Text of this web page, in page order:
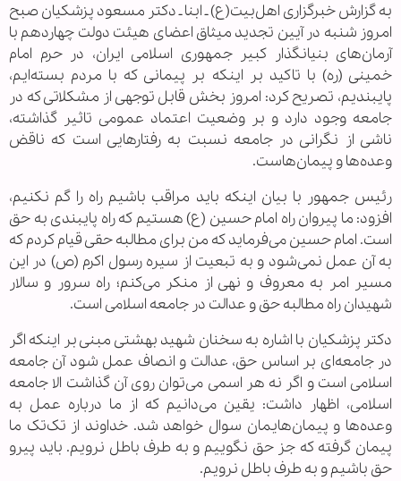
به گزارش خبرگزاری اهل‌بیت(ع) ـ ابنا ـ دکتر مسعود پزشکیان صبح
امروز شنبه در آیین تجدید میثاق اعضای هیئت دولت چهاردهم با
آرمان‌های بنیانگذار کبیر جمهوری اسلامی ایران، در حرم امام
خمینی (ره) با تاکید بر اینکه بر پیمانی که با مردم بسته‌ایم،
پایبندیم، تصریح کرد: امروز بخش قابل توجهی از مشکلاتی که در
جامعه وجود دارد و بر وضعیت اعتماد عمومی تاثیر گذاشته،
ناشی از نگرانی در جامعه نسبت به رفتارهایی است که ناقض
وعده‌ها و پیمان‌هاست.
رئیس جمهور با بیان اینکه باید مراقب باشیم راه را گم نکنیم،
افزود: ما پیروان راه امام حسین (ع) هستیم که راه پایبندی به حق
است. امام حسین می‌فرماید که من برای مطالبه حقی قیام کردم که
به آن عمل نمی‌شود و به تبعیت از سیره رسول اکرم (ص) در این
مسیر امر به معروف و نهی از منکر می‌کنم؛ راه سرور و سالار
شهیدان راه مطالبه حق و عدالت در جامعه اسلامی است.
دکتر پزشکیان با اشاره به سخنان شهید بهشتی مبنی بر اینکه اگر
در جامعه‌ای بر اساس حق، عدالت و انصاف عمل شود آن جامعه
اسلامی است و اگر نه هر اسمی می‌توان روی آن گذاشت الا جامعه
اسلامی، اظهار داشت: یقین می‌دانیم که از ما درباره عمل به
وعده‌ها و پیمان‌هایمان سوال خواهد شد. خداوند از تک‌تک ما
پیمان گرفته که جز حق نگوییم و به طرف باطل نرویم. باید پیرو
حق باشیم و به طرف باطل نرویم.